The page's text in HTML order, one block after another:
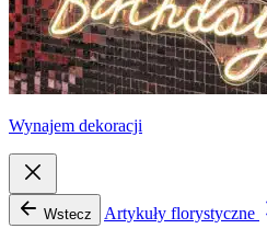
Wynajem dekoracji
Wstecz Artykuły florystyczne